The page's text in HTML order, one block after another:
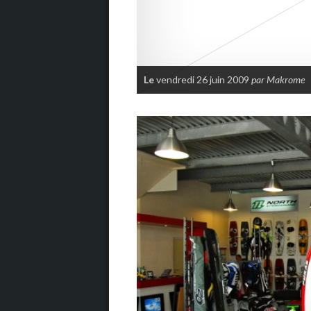
Levendredi 26 juin 2009 par Makrome